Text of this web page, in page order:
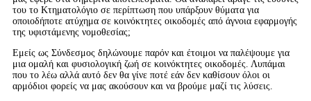
του το Κτηματολόγιο σε περίπτωση που υπάρξουν θύματα για
οποιοδήποτε ατύχημα σε κοινόκτητες οικοδομές από άγνοια εφαρμογής
της υφιστάμενης νομοθεσίας;
Εμείς ως Σύνδεσμος δηλώνουμε παρόν και έτοιμοι να παλέψουμε για
μια ομαλή και φυσιολογική ζωή σε κοινόκτητες οικοδομές. Λυπάμαι
που το λέω αλλά αυτό δεν θα γίνε ποτέ εάν δεν καθίσουν όλοι οι
αρμόδιοι φορείς να μας ακούσουν και να βρούμε μαζί τις λύσεις.